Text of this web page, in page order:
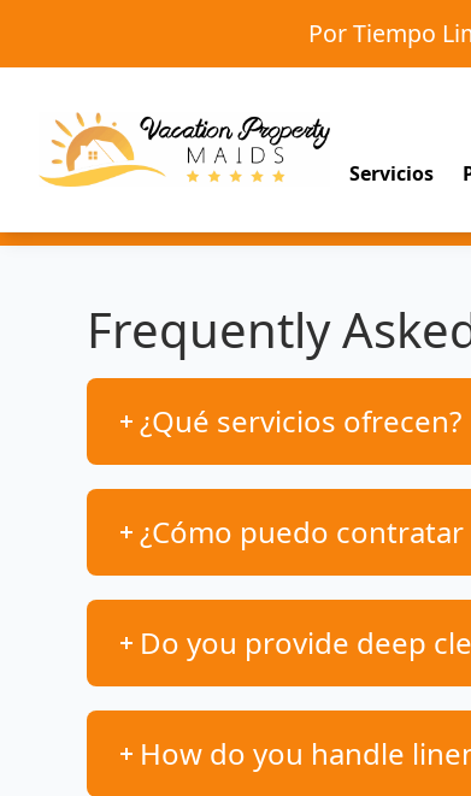
Por Tiempo
Servicios
Frequently
¿Qué servicios ofrecen?
¿Cómo puedo contratar
Do you provide deep
How do you handle